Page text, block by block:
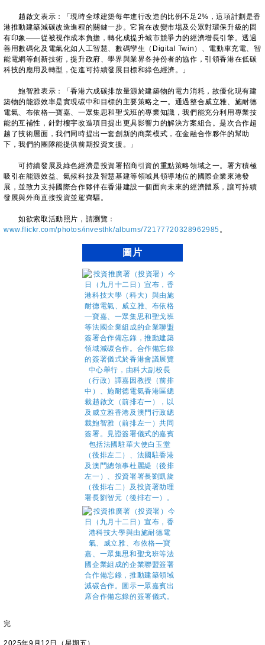
趙啟文表示：「現時全球建築每年進行改造的比例不足2%，這項計劃是香
港推動建築減碳改造進程的關鍵一步。它旨在改變市場及公眾對環保升級的固
有印象——從被視作成本負擔，轉化成提升城市競爭力的經濟增長引擎。透過
善用數碼化及電氣化如人工智慧、數碼孿生（Digital Twin）、電動車充電、智
能電網等創新技術，提升政府、學界與業界各持份者的協作，引領香港在低碳
科技的應用及轉型，促進可持續發展目標和綠色經濟。」
鮑智雅表示：「香港六成碳排放量源於建築物的電力消耗，故優化現有建
築物的能源效率是實現碳中和目標的主要策略之一。通過整合威立雅、施耐德
電氣、布依格—寶嘉、一眾集思和聖戈班的專業知識，我們能充分利用專業技
能的互補性，針對樓宇改造項目提出更具影響力的解決方案組合。是次合作超
越了技術層面，我們同時提出一套創新的商業模式，在金融合作夥伴的幫助
下，我們的團隊能提供前期投資支援。」
可持續發展及綠色經濟是投資署招商引資的重點策略領域之一。署方積極
吸引在能源效益、氣候科技及智慧基建等領域具領導地位的國際企業來港發
展，並致力支持國際合作夥伴在香港建設一個面向未來的經濟體系，讓可持續
發展與外商直接投資並駕齊驅。
如欲索取活動照片，請瀏覽：
www.flickr.com/photos/investhk/albums/72177720328962985。
圖片
完
2025年9月12日（星期五）